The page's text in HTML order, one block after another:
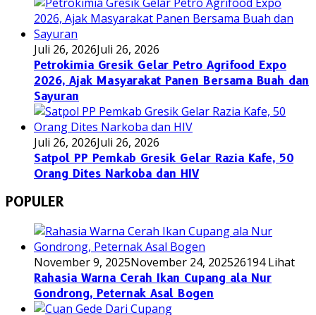
Juli 26, 2026Juli 26, 2026
Petrokimia Gresik Gelar Petro Agrifood Expo
2026, Ajak Masyarakat Panen Bersama Buah dan
Sayuran
Juli 26, 2026Juli 26, 2026
Satpol PP Pemkab Gresik Gelar Razia Kafe, 50
Orang Dites Narkoba dan HIV
POPULER
November 9, 2025November 24, 202526194 Lihat
Rahasia Warna Cerah Ikan Cupang ala Nur
Gondrong, Peternak Asal Bogen